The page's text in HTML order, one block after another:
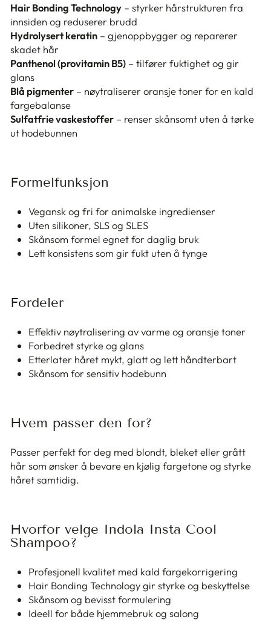
Hair Bonding Technology – styrker hårstrukturen fra
innsiden og reduserer brudd
Hydrolysert keratin – gjenoppbygger og reparerer
skadet hår
Panthenol (provitamin B5) – tilfører fuktighet og gir
glans
Blå pigmenter – nøytraliserer oransje toner for en kald
fargebalanse
Sulfatfrie vaskestoffer – renser skånsomt uten å tørke
ut hodebunnen
Formelfunksjon
Vegansk og fri for animalske ingredienser
Uten silikoner, SLS og SLES
Skånsom formel egnet for daglig bruk
Lett konsistens som gir fukt uten å tynge
Fordeler
Effektiv nøytralisering av varme og oransje toner
Forbedret styrke og glans
Etterlater håret mykt, glatt og lett håndterbart
Skånsom for sensitiv hodebunn
Hvem passer den for?
Passer perfekt for deg med blondt, bleket eller grått
hår som ønsker å bevare en kjølig fargetone og styrke
håret samtidig.
Hvorfor velge Indola Insta Cool
Shampoo?
Profesjonell kvalitet med kald fargekorrigering
Hair Bonding Technology gir styrke og beskyttelse
Skånsom og bevisst formulering
Ideell for både hjemmebruk og salong